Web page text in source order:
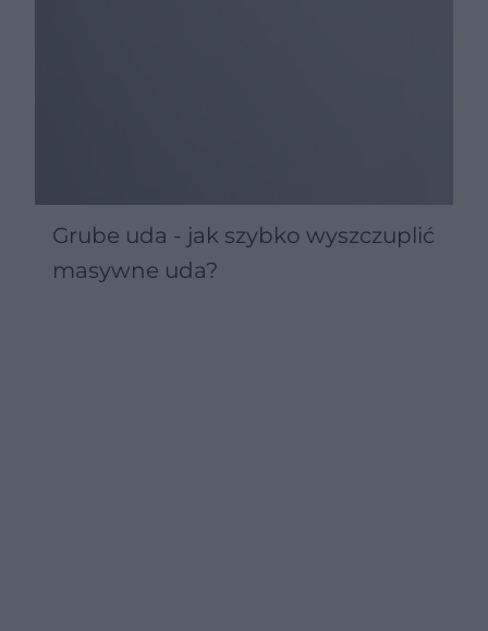
Grube uda - jak szybko wyszczuplić
masywne uda?